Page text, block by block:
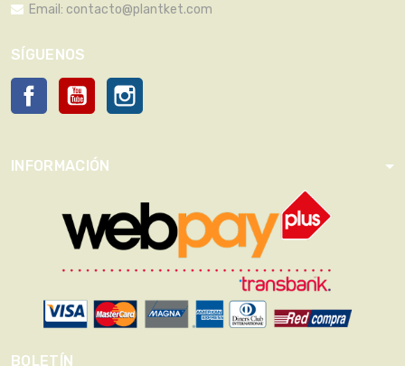
Email: contacto@plantket.com
SÍGUENOS
Facebook YouTube
INFORMACIÓN
BOLETÍN